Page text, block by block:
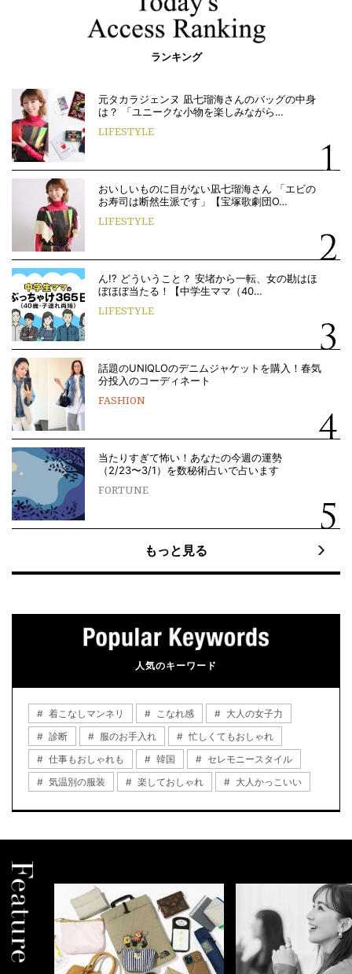
ランキング
元タカラジェンヌ 凪七瑠海さんのバッグの中身
は？ 「ユニークな小物を楽しみながら…
LIFESTYLE
おいしいものに目がない凪七瑠海さん 「エビの
お寿司は断然生派です」【宝塚歌劇団O…
LIFESTYLE
ん!? どういうこと？ 安堵から一転、女の勘はほ
ぼほぼ当たる！【中学生ママ（40…
LIFESTYLE
話題のUNIQLOのデニムジャケットを購入！春気
分投入のコーディネート
FASHION
当たりすぎて怖い！あなたの今週の運勢
（2/23〜3/1）を数秘術占いで占います
FORTUNE
もっと見る
人気のキーワード
着こなしマンネリ こなれ感
大人の女子力
診断
服のお手入れ
忙しくてもおしゃれ
仕事もおしゃれも
韓国
セレモニースタイル
気温別の服装
楽しておしゃれ 大人かっこいい